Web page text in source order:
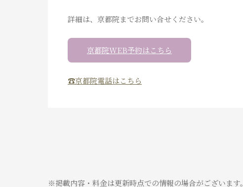
詳細は、京都院までお問い合せください。
京都院WEB予約はこちら
☎京都院電話はこちら
※掲載内容・料金は更新時点での情報の場合がございます。